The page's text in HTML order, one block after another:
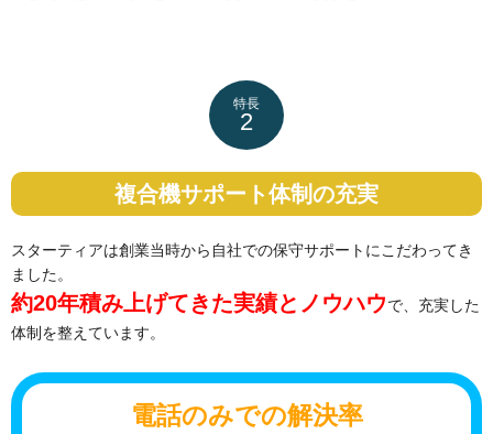
特長
2
複合機サポート体制の充実
スターティアは創業当時から自社での保守サポートにこだわってき
ました。
約20年積み上げてきた実績とノウハウで、充実した
体制を整えています。
電話のみでの解決率